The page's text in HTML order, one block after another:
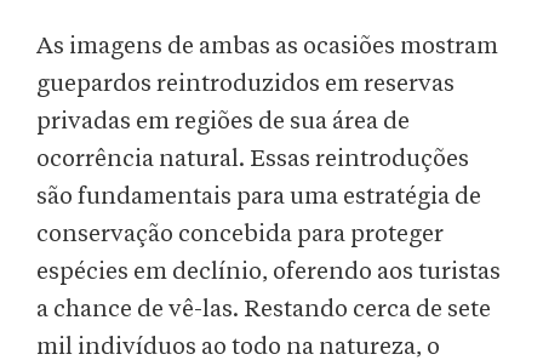
As imagens de ambas as ocasiões mostram
guepardos reintroduzidos em reservas
privadas em regiões de sua área de
ocorrência natural. Essas reintroduções
são fundamentais para uma estratégia de
conservação concebida para proteger
espécies em declínio, oferendo aos turistas
a chance de vê-las. Restando cerca de sete
mil indivíduos ao todo na natureza, o